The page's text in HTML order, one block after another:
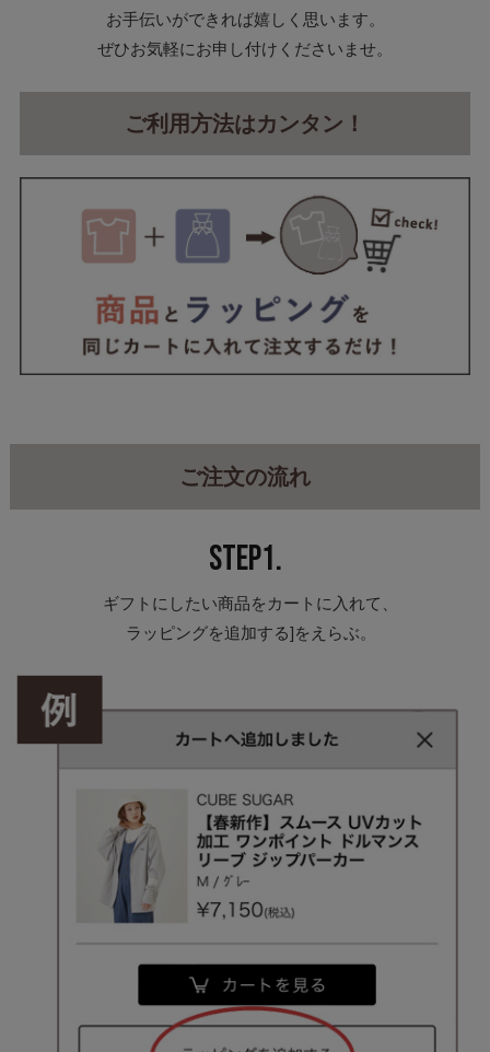
お手伝いができれば嬉しく思います。
ぜひお気軽にお申し付けくださいませ。
ご利用方法はカンタン！
ご注文の流れ
STEP1.
ギフトにしたい商品をカートに入れて、
ラッピングを追加する]をえらぶ。